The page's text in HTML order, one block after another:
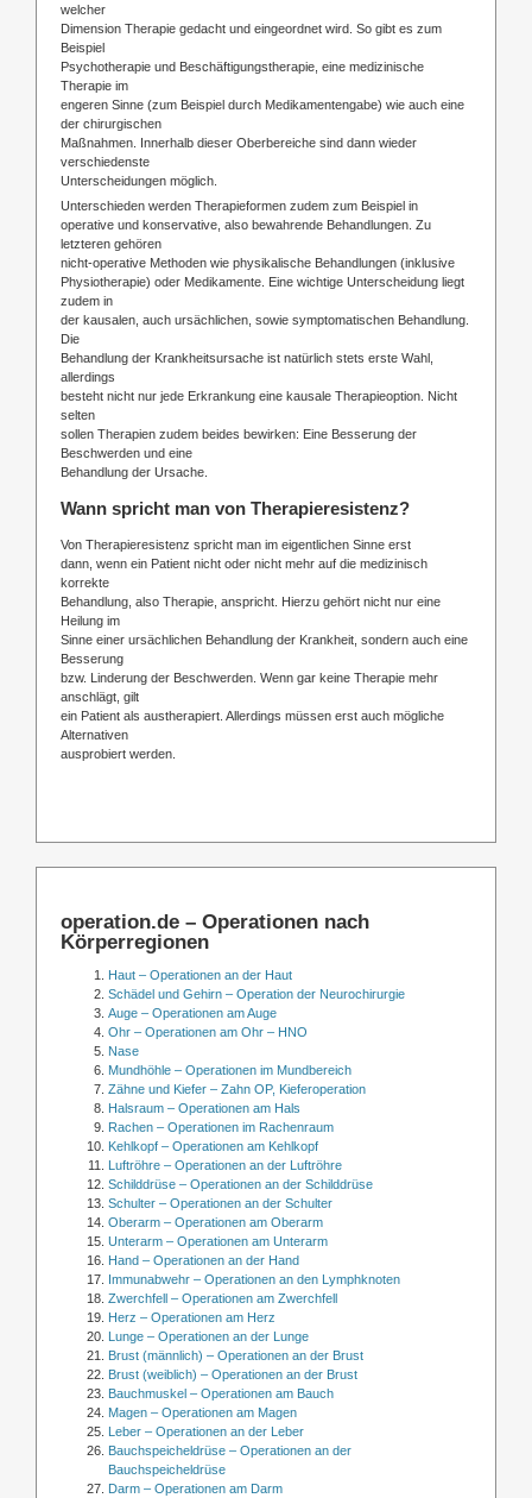
welcher
Dimension Therapie gedacht und eingeordnet wird. So gibt es zum
Beispiel
Psychotherapie und Beschäftigungstherapie, eine medizinische
Therapie im
engeren Sinne (zum Beispiel durch Medikamentengabe) wie auch eine
der chirurgischen
Maßnahmen. Innerhalb dieser Oberbereiche sind dann wieder
verschiedenste
Unterscheidungen möglich.
Unterschieden werden Therapieformen zudem zum Beispiel in
operative und konservative, also bewahrende Behandlungen. Zu
letzteren gehören
nicht-operative Methoden wie physikalische Behandlungen (inklusive
Physiotherapie) oder Medikamente. Eine wichtige Unterscheidung liegt
zudem in
der kausalen, auch ursächlichen, sowie symptomatischen Behandlung.
Die
Behandlung der Krankheitsursache ist natürlich stets erste Wahl,
allerdings
besteht nicht nur jede Erkrankung eine kausale Therapieoption. Nicht
selten
sollen Therapien zudem beides bewirken: Eine Besserung der
Beschwerden und eine
Behandlung der Ursache.
Wann spricht man von Therapieresistenz?
Von Therapieresistenz spricht man im eigentlichen Sinne erst
dann, wenn ein Patient nicht oder nicht mehr auf die medizinisch
korrekte
Behandlung, also Therapie, anspricht. Hierzu gehört nicht nur eine
Heilung im
Sinne einer ursächlichen Behandlung der Krankheit, sondern auch eine
Besserung
bzw. Linderung der Beschwerden. Wenn gar keine Therapie mehr
anschlägt, gilt
ein Patient als austherapiert. Allerdings müssen erst auch mögliche
Alternativen
ausprobiert werden.
operation.de – Operationen nach
Körperregionen
Haut – Operationen an der Haut
Schädel und Gehirn – Operation der Neurochirurgie
Auge – Operationen am Auge
Ohr – Operationen am Ohr – HNO
Nase
Mundhöhle – Operationen im Mundbereich
Zähne und Kiefer – Zahn OP, Kieferoperation
Halsraum – Operationen am Hals
Rachen – Operationen im Rachenraum
Kehlkopf – Operationen am Kehlkopf
Luftröhre – Operationen an der Luftröhre
Schilddrüse – Operationen an der Schilddrüse
Schulter – Operationen an der Schulter
Oberarm – Operationen am Oberarm
Unterarm – Operationen am Unterarm
Hand – Operationen an der Hand
Immunabwehr – Operationen an den Lymphknoten
Zwerchfell – Operationen am Zwerchfell
Herz – Operationen am Herz
Lunge – Operationen an der Lunge
Brust (männlich) – Operationen an der Brust
Brust (weiblich) – Operationen an der Brust
Bauchmuskel – Operationen am Bauch
Magen – Operationen am Magen
Leber – Operationen an der Leber
Bauchspeicheldrüse – Operationen an der
Bauchspeicheldrüse
Darm – Operationen am Darm